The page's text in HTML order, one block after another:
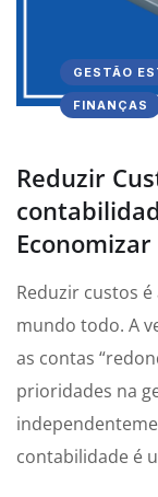
GESTÃO
FINANÇAS
Reduzir
Economizar
Reduzir custos
mundo todo. A
as contas
prioridades na
contabilidade é